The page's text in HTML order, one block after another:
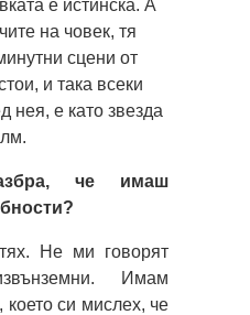
е истинска. А
на човек, тя
сцени от
и така всеки
нея, е като звезда
че имаш
Не ми говорят
Имам
което си мислех, че